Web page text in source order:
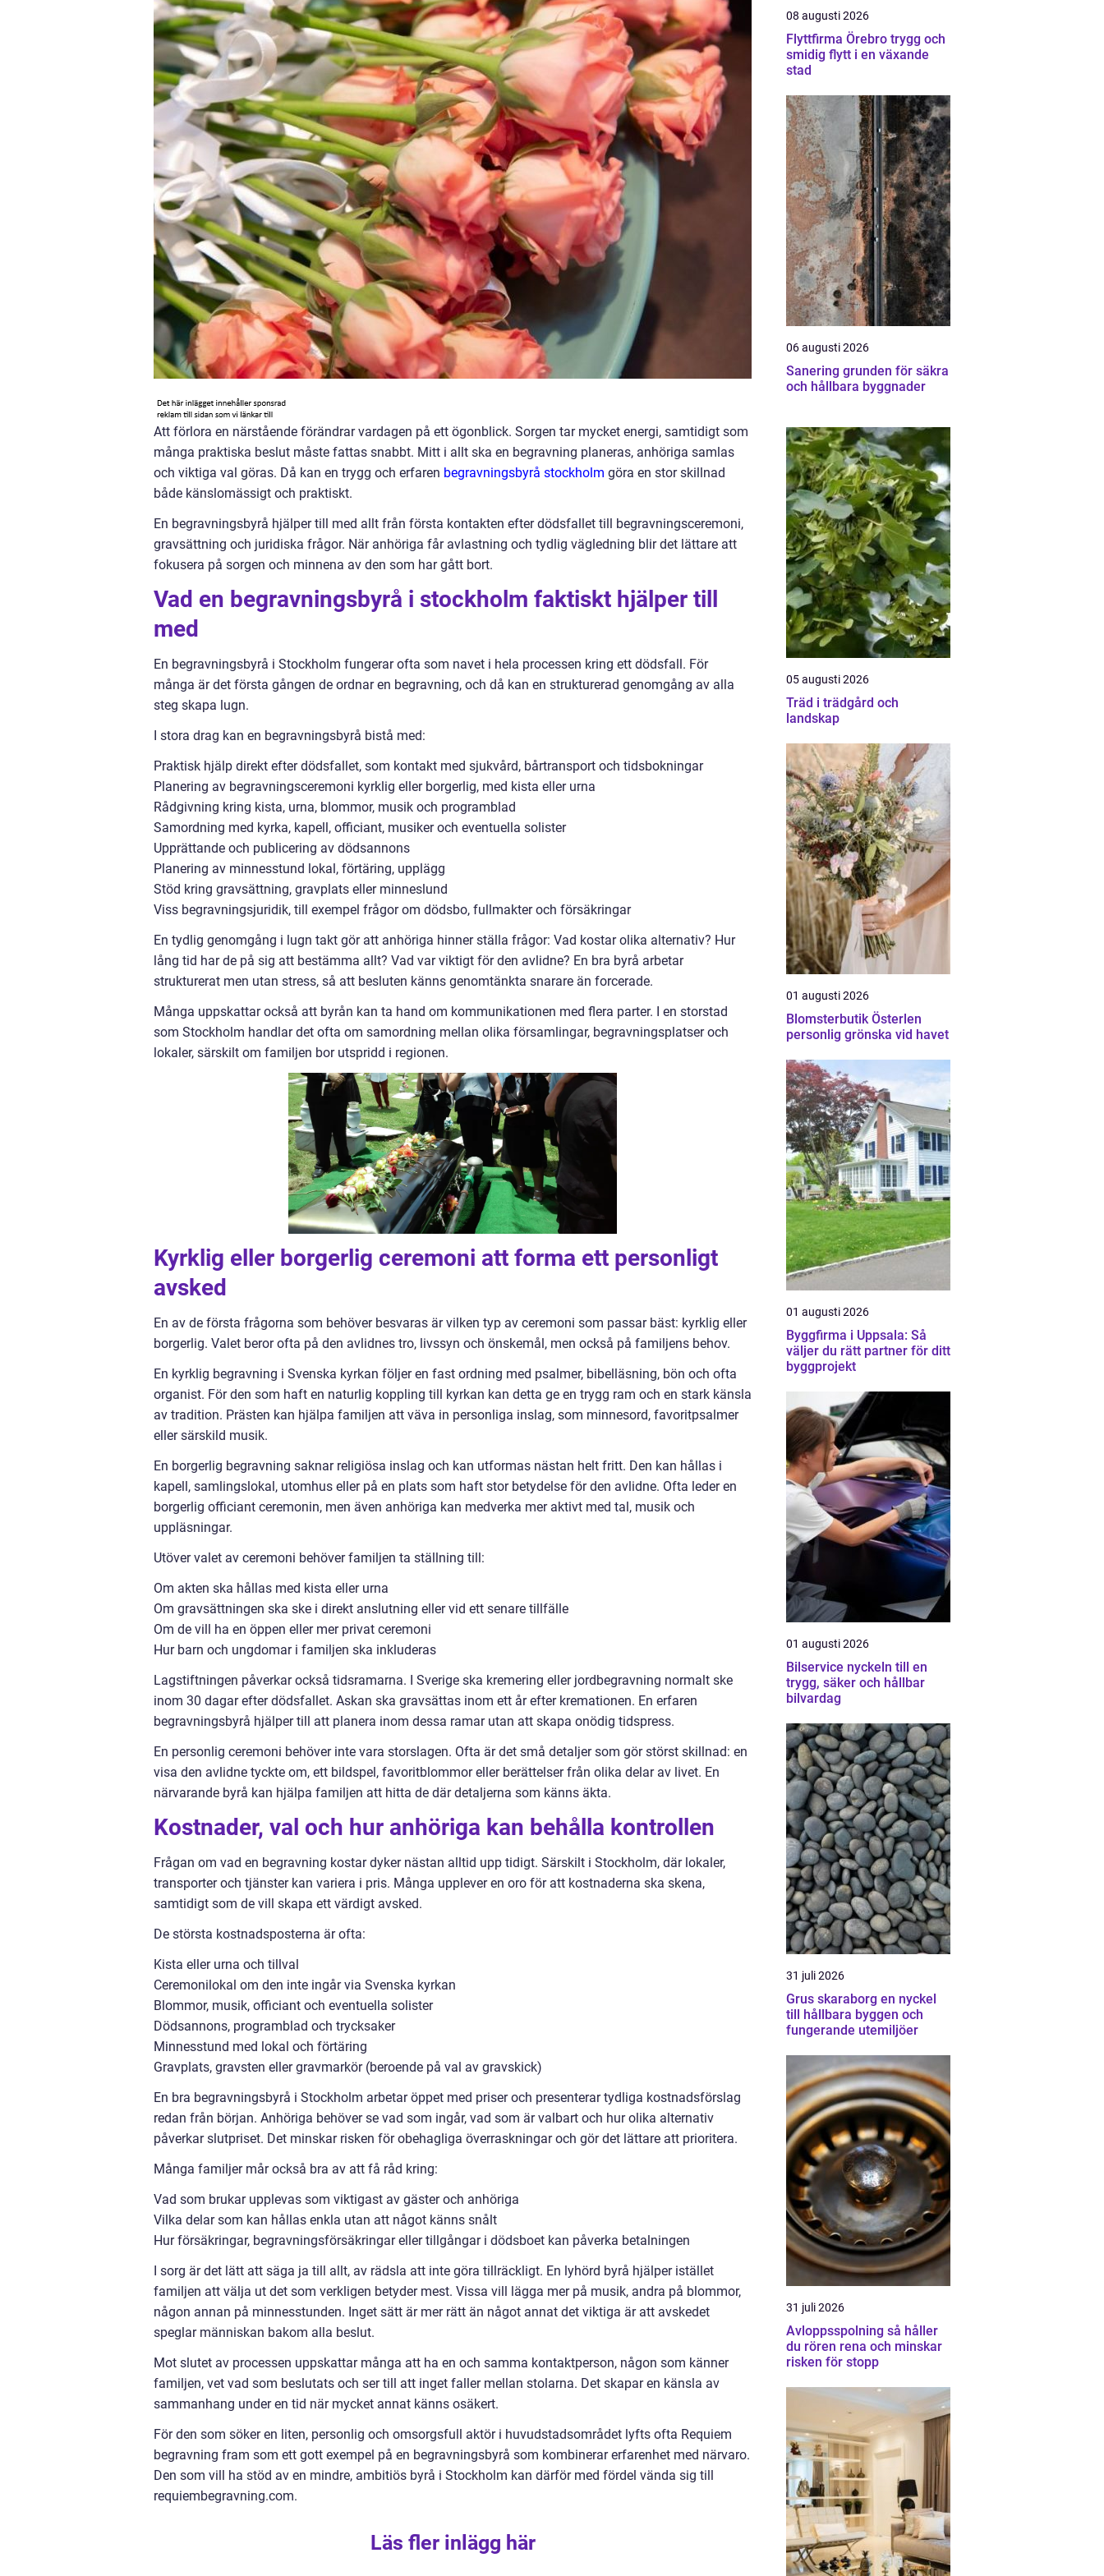
Att förlora en närstående förändrar vardagen på ett ögonblick. Sorgen tar mycket energi, samtidigt som
många praktiska beslut måste fattas snabbt. Mitt i allt ska en begravning planeras, anhöriga samlas
och viktiga val göras. Då kan en trygg och erfaren begravningsbyrå stockholm göra en stor skillnad
både känslomässigt och praktiskt.
En begravningsbyrå hjälper till med allt från första kontakten efter dödsfallet till begravningsceremoni,
gravsättning och juridiska frågor. När anhöriga får avlastning och tydlig vägledning blir det lättare att
fokusera på sorgen och minnena av den som har gått bort.
Vad en begravningsbyrå i stockholm faktiskt hjälper till
med
En begravningsbyrå i Stockholm fungerar ofta som navet i hela processen kring ett dödsfall. För
många är det första gången de ordnar en begravning, och då kan en strukturerad genomgång av alla
steg skapa lugn.
I stora drag kan en begravningsbyrå bistå med:
Praktisk hjälp direkt efter dödsfallet, som kontakt med sjukvård, bårtransport och tidsbokningar
Planering av begravningsceremoni kyrklig eller borgerlig, med kista eller urna
Rådgivning kring kista, urna, blommor, musik och programblad
Samordning med kyrka, kapell, officiant, musiker och eventuella solister
Upprättande och publicering av dödsannons
Planering av minnesstund lokal, förtäring, upplägg
Stöd kring gravsättning, gravplats eller minneslund
Viss begravningsjuridik, till exempel frågor om dödsbo, fullmakter och försäkringar
En tydlig genomgång i lugn takt gör att anhöriga hinner ställa frågor: Vad kostar olika alternativ? Hur
lång tid har de på sig att bestämma allt? Vad var viktigt för den avlidne? En bra byrå arbetar
strukturerat men utan stress, så att besluten känns genomtänkta snarare än forcerade.
Många uppskattar också att byrån kan ta hand om kommunikationen med flera parter. I en storstad
som Stockholm handlar det ofta om samordning mellan olika församlingar, begravningsplatser och
lokaler, särskilt om familjen bor utspridd i regionen.
Kyrklig eller borgerlig ceremoni att forma ett personligt
avsked
En av de första frågorna som behöver besvaras är vilken typ av ceremoni som passar bäst: kyrklig eller
borgerlig. Valet beror ofta på den avlidnes tro, livssyn och önskemål, men också på familjens behov.
En kyrklig begravning i Svenska kyrkan följer en fast ordning med psalmer, bibelläsning, bön och ofta
organist. För den som haft en naturlig koppling till kyrkan kan detta ge en trygg ram och en stark känsla
av tradition. Prästen kan hjälpa familjen att väva in personliga inslag, som minnesord, favoritpsalmer
eller särskild musik.
En borgerlig begravning saknar religiösa inslag och kan utformas nästan helt fritt. Den kan hållas i
kapell, samlingslokal, utomhus eller på en plats som haft stor betydelse för den avlidne. Ofta leder en
borgerlig officiant ceremonin, men även anhöriga kan medverka mer aktivt med tal, musik och
uppläsningar.
Utöver valet av ceremoni behöver familjen ta ställning till:
Om akten ska hållas med kista eller urna
Om gravsättningen ska ske i direkt anslutning eller vid ett senare tillfälle
Om de vill ha en öppen eller mer privat ceremoni
Hur barn och ungdomar i familjen ska inkluderas
Lagstiftningen påverkar också tidsramarna. I Sverige ska kremering eller jordbegravning normalt ske
inom 30 dagar efter dödsfallet. Askan ska gravsättas inom ett år efter kremationen. En erfaren
begravningsbyrå hjälper till att planera inom dessa ramar utan att skapa onödig tidspress.
En personlig ceremoni behöver inte vara storslagen. Ofta är det små detaljer som gör störst skillnad: en
visa den avlidne tyckte om, ett bildspel, favoritblommor eller berättelser från olika delar av livet. En
närvarande byrå kan hjälpa familjen att hitta de där detaljerna som känns äkta.
Kostnader, val och hur anhöriga kan behålla kontrollen
Frågan om vad en begravning kostar dyker nästan alltid upp tidigt. Särskilt i Stockholm, där lokaler,
transporter och tjänster kan variera i pris. Många upplever en oro för att kostnaderna ska skena,
samtidigt som de vill skapa ett värdigt avsked.
De största kostnadsposterna är ofta:
Kista eller urna och tillval
Ceremonilokal om den inte ingår via Svenska kyrkan
Blommor, musik, officiant och eventuella solister
Dödsannons, programblad och trycksaker
Minnesstund med lokal och förtäring
Gravplats, gravsten eller gravmarkör (beroende på val av gravskick)
En bra begravningsbyrå i Stockholm arbetar öppet med priser och presenterar tydliga kostnadsförslag
redan från början. Anhöriga behöver se vad som ingår, vad som är valbart och hur olika alternativ
påverkar slutpriset. Det minskar risken för obehagliga överraskningar och gör det lättare att prioritera.
Många familjer mår också bra av att få råd kring:
Vad som brukar upplevas som viktigast av gäster och anhöriga
Vilka delar som kan hållas enkla utan att något känns snålt
Hur försäkringar, begravningsförsäkringar eller tillgångar i dödsboet kan påverka betalningen
I sorg är det lätt att säga ja till allt, av rädsla att inte göra tillräckligt. En lyhörd byrå hjälper istället
familjen att välja ut det som verkligen betyder mest. Vissa vill lägga mer på musik, andra på blommor,
någon annan på minnesstunden. Inget sätt är mer rätt än något annat det viktiga är att avskedet
speglar människan bakom alla beslut.
Mot slutet av processen uppskattar många att ha en och samma kontaktperson, någon som känner
familjen, vet vad som beslutats och ser till att inget faller mellan stolarna. Det skapar en känsla av
sammanhang under en tid när mycket annat känns osäkert.
För den som söker en liten, personlig och omsorgsfull aktör i huvudstadsområdet lyfts ofta Requiem
begravning fram som ett gott exempel på en begravningsbyrå som kombinerar erfarenhet med närvaro.
Den som vill ha stöd av en mindre, ambitiös byrå i Stockholm kan därför med fördel vända sig till
requiembegravning.com.
Läs fler inlägg här
08 augusti 2026
Flyttfirma Örebro trygg och
smidig flytt i en växande
stad
06 augusti 2026
Sanering grunden för säkra
och hållbara byggnader
05 augusti 2026
Träd i trädgård och
landskap
01 augusti 2026
Blomsterbutik Österlen
personlig grönska vid havet
01 augusti 2026
Byggfirma i Uppsala: Så
väljer du rätt partner för ditt
byggprojekt
01 augusti 2026
Bilservice nyckeln till en
trygg, säker och hållbar
bilvardag
31 juli 2026
Grus skaraborg en nyckel
till hållbara byggen och
fungerande utemiljöer
31 juli 2026
Avloppsspolning så håller
du rören rena och minskar
risken för stopp